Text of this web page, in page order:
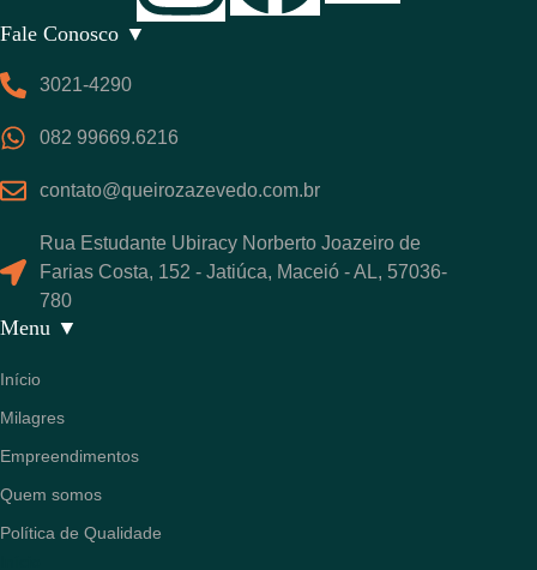
Fale Conosco ▼
3021-4290
082 99669.6216
contato@queirozazevedo.com.br
Rua Estudante Ubiracy Norberto Joazeiro de
Farias Costa, 152 - Jatiúca, Maceió - AL, 57036-
780
Menu ▼
Início
Milagres
Empreendimentos
Quem somos
Política de Qualidade